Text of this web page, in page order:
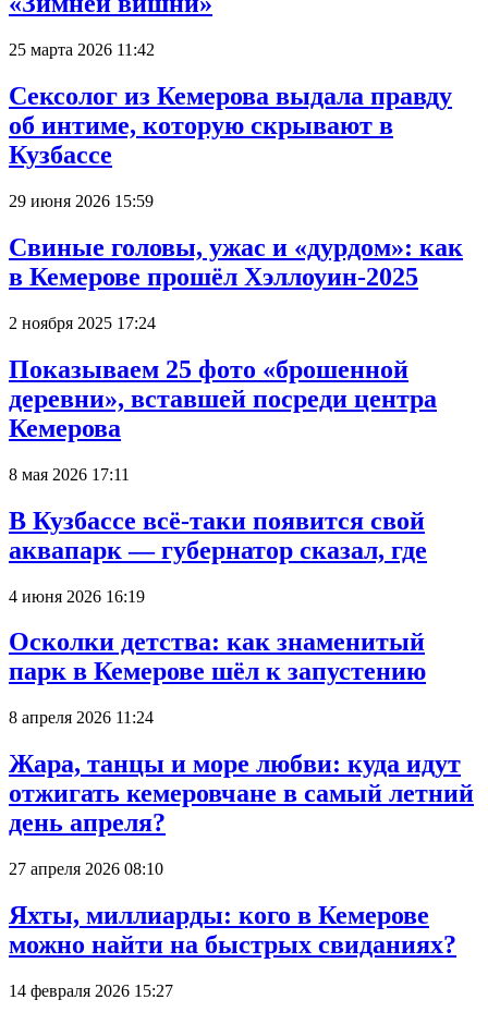
25 марта 2026 11:42
Сексолог из Кемерова выдала правду
об интиме, которую скрывают в
Кузбассе
29 июня 2026 15:59
Свиные головы, ужас и «дурдом»: как
в Кемерове прошёл Хэллоуин-2025
2 ноября 2025 17:24
Показываем 25 фото «брошенной
деревни», вставшей посреди центра
Кемерова
8 мая 2026 17:11
В Кузбассе всё-таки появится свой
аквапарк — губернатор сказал, где
4 июня 2026 16:19
Осколки детства: как знаменитый
парк в Кемерове шёл к запустению
8 апреля 2026 11:24
Жара, танцы и море любви: куда идут
отжигать кемеровчане в самый летний
день апреля?
27 апреля 2026 08:10
Яхты, миллиарды: кого в Кемерове
можно найти на быстрых свиданиях?
14 февраля 2026 15:27